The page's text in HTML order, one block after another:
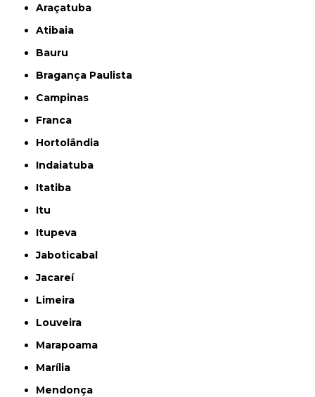
Araçatuba
Atibaia
Bauru
Bragança Paulista
Campinas
Franca
Hortolândia
Indaiatuba
Itatiba
Itu
Itupeva
Jaboticabal
Jacareí
Limeira
Louveira
Marapoama
Marília
Mendonça